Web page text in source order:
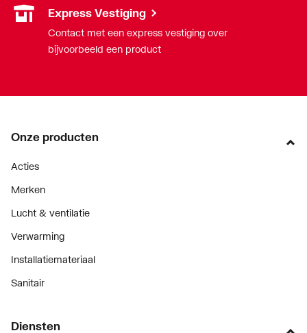
Express Vestiging
Contact met een express vestiging over
bijvoorbeeld een product
Onze producten
Acties
Merken
Lucht & ventilatie
Verwarming
Installatiemateriaal
Sanitair
Diensten